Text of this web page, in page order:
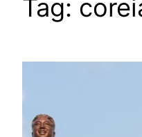
Tag: